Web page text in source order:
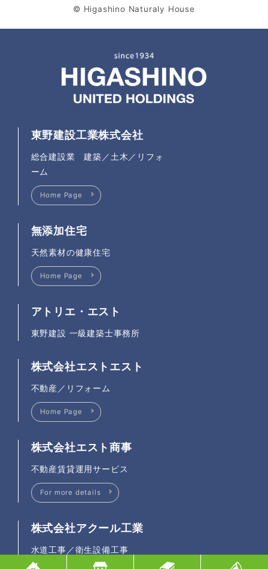
© Higashino Naturaly House
東野建設工業株式会社
総合建設業 建築／土木／リフォ
ーム
Home Page
無添加住宅
天然素材の健康住宅
Home Page
アトリエ・エスト
東野建設 一級建築士事務所
株式会社エストエスト
不動産／リフォーム
Home Page
株式会社エスト商事
不動産賃貸運用サービス
For more details
株式会社アクール工業
水道工事／衛生設備工事